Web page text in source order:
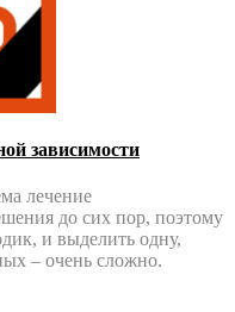
зависимости
лечение
до сих пор, поэтому
и выделить одну,
– очень сложно.